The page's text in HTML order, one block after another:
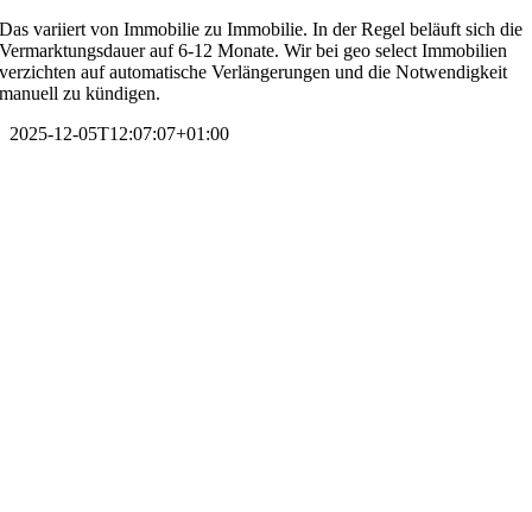
Das variiert von Immobilie zu Immobilie. In der Regel beläuft sich die
Vermarktungsdauer auf 6-12 Monate. Wir bei geo select Immobilien
verzichten auf automatische Verlängerungen und die Notwendigkeit
manuell zu kündigen.
2025-12-05T12:07:07+01:00